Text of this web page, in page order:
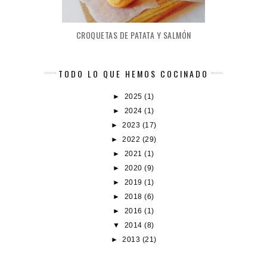
CROQUETAS DE PATATA Y SALMÓN
TODO LO QUE HEMOS COCINADO
► 2025(1)
► 2024(1)
► 2023 (17)
► 2022 (29)
► 2021(1)
► 2020(9)
► 2019(1)
► 2018(6)
► 2016(1)
▼ 2014(8)
► 2013 (21)